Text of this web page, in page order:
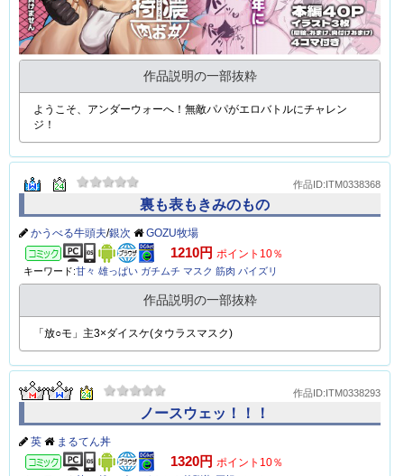
作品説明の一部抜粋
ようこそ、アンダーウォーへ！無敵パパがエロバトルにチャレン
ジ！
作品ID:ITM0338368
裏も表もきみのもの
かうべる牛頭夫/銀次 GOZU牧場
コミック 1210円 ポイント10％
キーワード:甘々 雄っぱい ガチムチ マスク 筋肉 パイズリ